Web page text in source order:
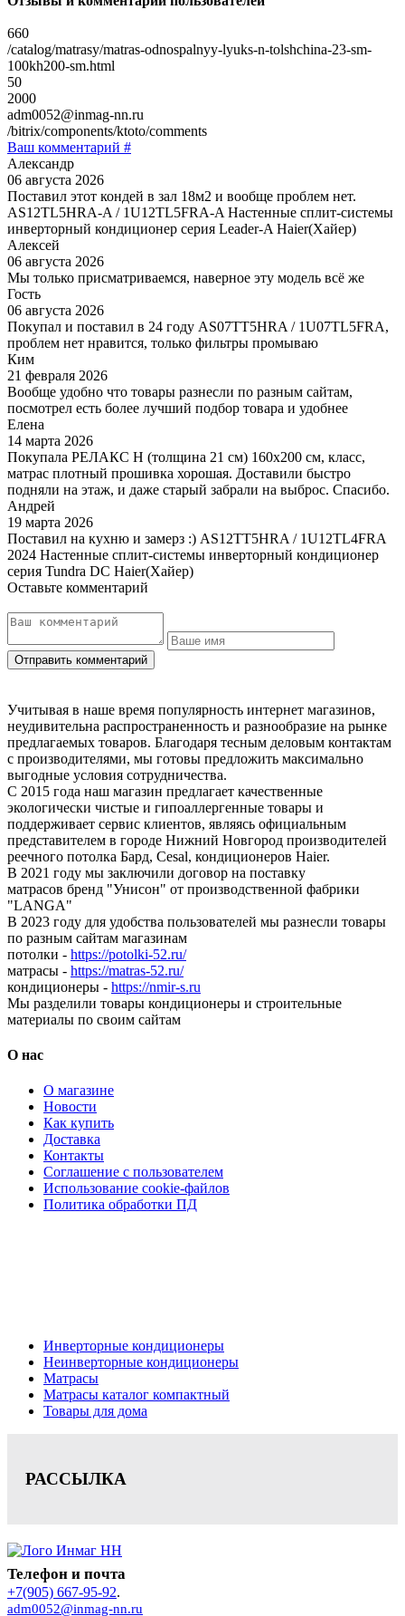
660
/catalog/matrasy/matras-odnospalnyy-lyuks-n-tolshchina-23-sm-
100kh200-sm.html
50
2000
adm0052@inmag-nn.ru
/bitrix/components/ktoto/comments
Ваш комментарий #
Александр
06 августа 2026
Поставил этот кондей в зал 18м2 и вообще проблем нет.
AS12TL5HRA-A / 1U12TL5FRA-A Настенные сплит-системы
инверторный кондиционер серия Leader-A Haier(Хайер)
Алексей
06 августа 2026
Мы только присматриваемся, наверное эту модель всё же
Гость
06 августа 2026
Покупал и поставил в 24 году AS07TT5HRA / 1U07TL5FRA,
проблем нет нравится, только фильтры промываю
Ким
21 февраля 2026
Вообще удобно что товары разнесли по разным сайтам,
посмотрел есть более лучший подбор товара и удобнее
Елена
14 марта 2026
Покупала РЕЛАКС Н (толщина 21 см) 160х200 см, класс,
матрас плотный прошивка хорошая. Доставили быстро
подняли на этаж, и даже старый забрали на выброс. Спасибо.
Андрей
19 марта 2026
Поставил на кухню и замерз :) AS12TT5HRA / 1U12TL4FRA
2024 Настенные сплит-системы инверторный кондиционер
серия Tundra DC Haier(Хайер)
Оставьте комментарий
Учитывая в наше время популярность интернет магазинов,
неудивительна распространенность и разнообразие на рынке
предлагаемых товаров. Благодаря тесным деловым контактам
с производителями, мы готовы предложить максимально
выгодные условия сотрудничества.
С 2015 года наш магазин предлагает качественные
экологически чистые и гипоаллергенные товары и
поддерживает сервис клиентов, являясь официальным
представителем в городе Нижний Новгород производителей
реечного потолка Бард, Cesal, кондиционеров Haier.
В 2021 году мы заключили договор на поставку
матрасов бренд "Унисон" от производственной фабрики
"LANGA"
В 2023 году для удобства пользователей мы разнесли товары
по разным сайтам магазинам
потолки - https://potolki-52.ru/
матрасы - https://matras-52.ru/
кондиционеры - https://nmir-s.ru
Мы разделили товары кондиционеры и строительные
материалы по своим сайтам
О нас
О магазине
Новости
Как купить
Доставка
Контакты
Соглашение с пользователем
Использование cookie-файлов
Политика обработки ПД
Инверторные кондиционеры
Неинверторные кондиционеры
Матрасы
Матрасы каталог компактный
Товары для дома
РАССЫЛКА
Телефон и почта
+7(905) 667-95-92.
adm0052@inmag-nn.ru